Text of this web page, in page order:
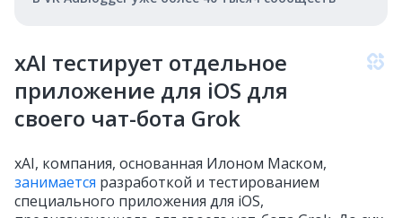
xAI тестирует отдельное
приложение для iOS для
своего чат-бота Grok
xAI, компания, основанная Илоном Маском,
занимается разработкой и тестированием
специального приложения для iOS,